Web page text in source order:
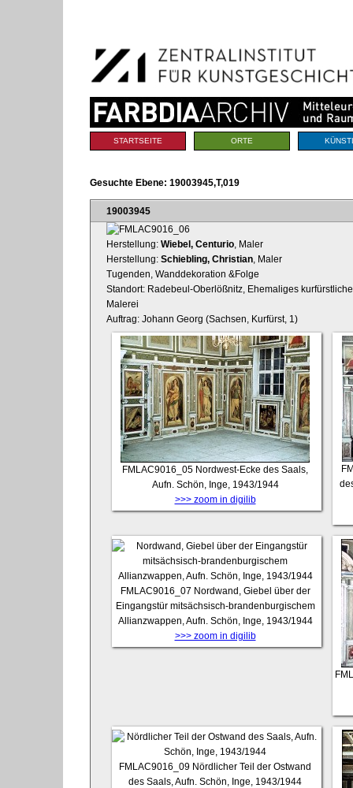
Navigation
Sektionen
STARTSEITE ORTE
Gesuchte Ebene: 19003945,T,019
19003945
Herstellung: Wiebel, Centurio , Maler
Herstellung: Schiebling, Christian , Maler
Tugenden, Wanddekoration &Folge
Standort: Radebeul-Oberlößnitz, Ehemaliges
Malerei
Auftrag: Johann Georg (Sachsen, Kurfürst, 1)
FMLAC9016_05 Nordwest-Ecke des Saals,
Aufn. Schön, Inge, 1943/1944
>>> zoom in digilib
FMLAC9016_07 Nordwand, Giebel über der
Eingangstür mitsächsisch-brandenburgischem
Allianzwappen, Aufn. Schön, Inge, 1943/1944
>>> zoom in digilib
FMLAC9016_09 Nördlicher Teil der Ostwand
des Saals, Aufn. Schön, Inge, 1943/1944